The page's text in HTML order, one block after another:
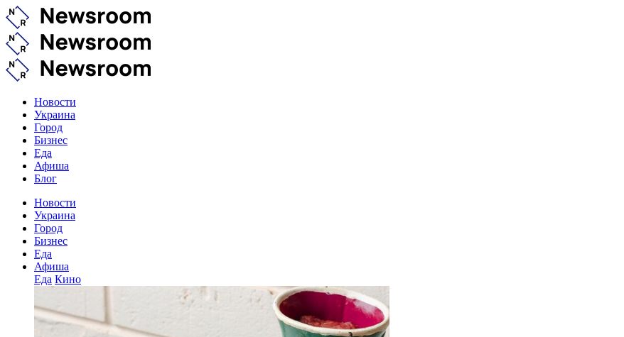
Новости
Украина
Город
Бизнес
Еда
Афиша
Блог
Новости
Украина
Город
Бизнес
Еда
Афиша
Еда Кино